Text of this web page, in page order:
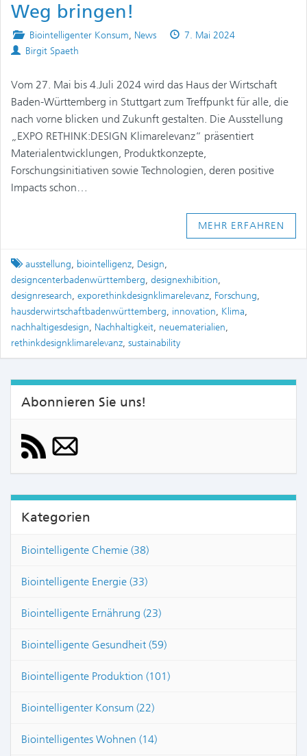
Weg bringen!
Posted
in
Biointelligenter Konsum, News
Published
7. Mai 2024
Authors
Birgit Spaeth
Vom 27. Mai bis 4.Juli 2024 wird das Haus der Wirtschaft
Baden-Württemberg in Stuttgart zum Treffpunkt für alle, die
nach vorne blicken und Zukunft gestalten. Die Ausstellung
„EXPO RETHINK:DESIGN Klimarelevanz“ präsentiert
Materialentwicklungen, Produktkonzepte,
Forschungsinitiativen sowie Technologien, deren positive
Impacts schon…
MEHR ERFAHREN
Tagged
ausstellung, biointelligenz, Design,
designcenterbadenwürttemberg, designexhibition,
designresearch, exporethinkdesignklimarelevanz, Forschung,
hausderwirtschaftbadenwürttemberg, innovation, Klima,
nachhaltigesdesign, Nachhaltigkeit, neuematerialien,
rethinkdesignklimarelevanz, sustainability
Abonnieren Sie uns!
Kategorien
Biointelligente Chemie (38)
Biointelligente Energie (33)
Biointelligente Ernährung (23)
Biointelligente Gesundheit (59)
Biointelligente Produktion (101)
Biointelligenter Konsum (22)
Biointelligentes Wohnen (14)